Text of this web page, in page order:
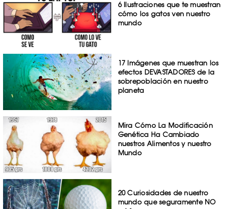
6 Ilustraciones que te muestran
cómo los gatos ven nuestro
mundo
17 Imágenes que muestran los
efectos DEVASTADORES de la
sobrepoblación en nuestro
planeta
Mira Cómo La Modificación
Genética Ha Cambiado
nuestros Alimentos y nuestro
Mundo
20 Curiosidades de nuestro
mundo que seguramente NO